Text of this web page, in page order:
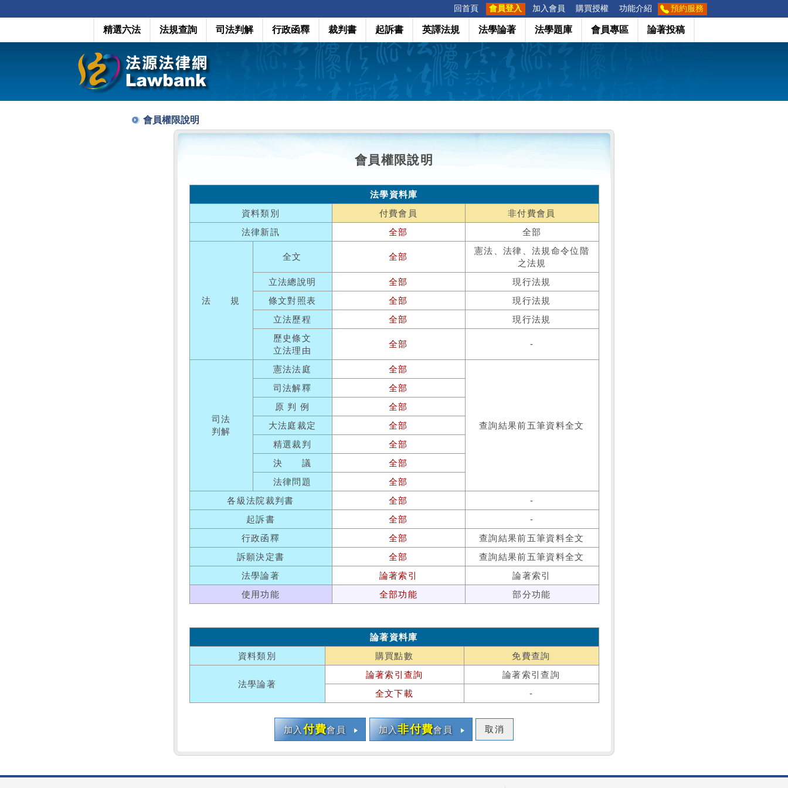
回首頁 會員登入 加入會員 購買授權 功能介紹 預約服務
精選六法 法規查詢 司法判解 行政函釋 裁判書 起訴書 英譯法規 法學論著 法學題庫 會員專區 論著投稿
會員權限說明
會員權限說明
法學資料庫
資料類別
付費會員
非付費會員
法律新訊
全部 全部
法 規
全文 全部
憲法、法律、法規命令位階
之法規
立法總說明
全部
現行法規
條文對照表
全部
現行法規
立法歷程
全部
現行法規
歷史條文
立法理由
全部 -
司法
判解
憲法法庭 全部
查詢結果前五筆資料全文
司法解釋
全部
原 判 例
全部
大法庭裁定
全部
精選裁判
全部
決 議
全部
法律問題
全部
各級法院裁判書
全部
-
起訴書
全部
-
行政函釋
全部
查詢結果前五筆資料全文
訴願決定書
全部
查詢結果前五筆資料全文
法學論著
論著索引
論著索引
使用功能
全部功能 部分功能
論著資料庫
資料類別
購買點數 免費查詢
法學論著
論著索引查詢
論著索引查詢
全文下載
-
加入付費會員 加入非付費會員 取消